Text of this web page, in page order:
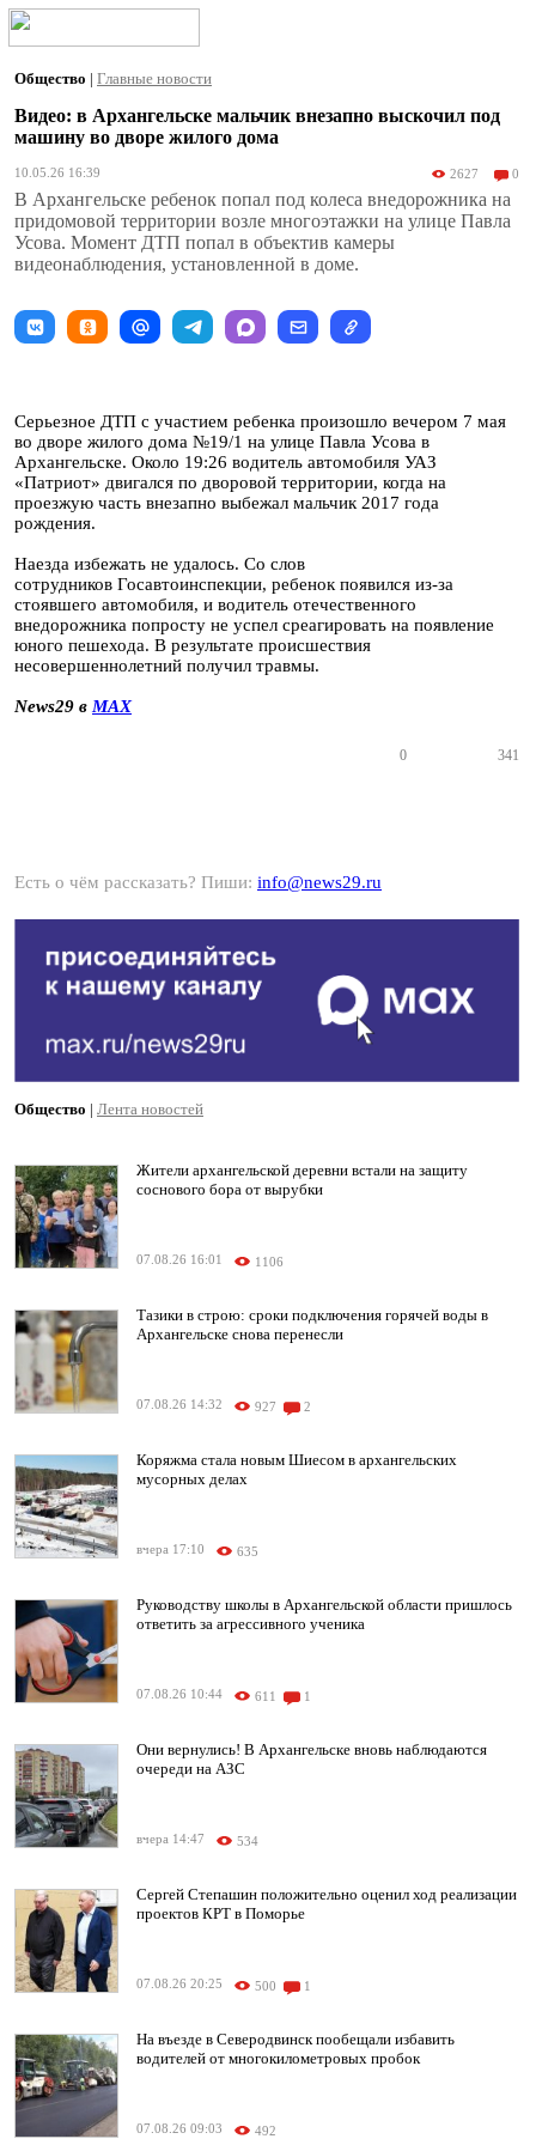
Общество | Главные новости
Видео: в Архангельске мальчик внезапно выскочил под
машину во дворе жилого дома
10.05.26 16:39 2627 0
В Архангельске ребенок попал под колеса внедорожника на
придомовой территории возле многоэтажки на улице Павла
Усова. Момент ДТП попал в объектив камеры
видеонаблюдения, установленной в доме.
Серьезное ДТП с участием ребенка произошло вечером 7 мая
во дворе жилого дома №19/1 на улице Павла Усова в
Архангельске. Около 19:26 водитель автомобиля УАЗ
«Патриот» двигался по дворовой территории, когда на
проезжую часть внезапно выбежал мальчик 2017 года
рождения.
Наезда избежать не удалось. Со слов
сотрудников Госавтоинспекции, ребенок появился из-за
стоявшего автомобиля, и водитель отечественного
внедорожника попросту не успел среагировать на появление
юного пешехода. В результате происшествия
несовершеннолетний получил травмы.
News29 в MAX
0 341
Есть о чём рассказать? Пиши: info@news29.ru
Общество | Лента новостей
Жители архангельской деревни встали на защиту
соснового бора от вырубки
07.08.26 16:01 1106
Тазики в строю: сроки подключения горячей воды в
Архангельске снова перенесли
07.08.26 14:32 927 2
Коряжма стала новым Шиесом в архангельских
мусорных делах
вчера 17:10 635
Руководству школы в Архангельской области пришлось
ответить за агрессивного ученика
07.08.26 10:44 611 1
Они вернулись! В Архангельске вновь наблюдаются
очереди на АЗС
вчера 14:47 534
Сергей Степашин положительно оценил ход реализации
проектов КРТ в Поморье
07.08.26 20:25 500 1
На въезде в Северодвинск пообещали избавить
водителей от многокилометровых пробок
07.08.26 09:03 492